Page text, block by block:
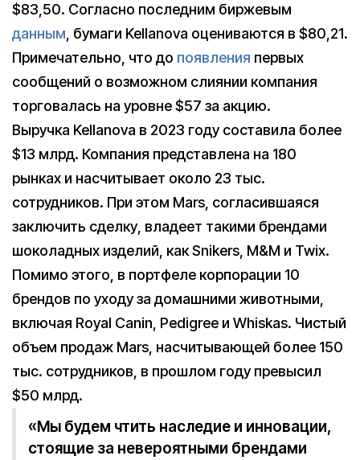
$83,50. Согласно последним биржевым
данным , бумаги Kellanova оцениваются в $80,21.
Примечательно, что до появления первых
сообщений о возможном слиянии компания
торговалась на уровне $57 за акцию.
Выручка Kellanova в 2023 году составила более
$13 млрд. Компания представлена на 180
рынках и насчитывает около 23 тыс.
сотрудников. При этом Mars, согласившаяся
заключить сделку, владеет такими брендами
шоколадных изделий, как Snikers, M&M и Twix.
Помимо этого, в портфеле корпорации 10
брендов по уходу за домашними животными,
включая Royal Canin, Pedigree и Whiskas. Чистый
объем продаж Mars, насчитывающей более 150
тыс. сотрудников, в прошлом году превысил
$50 млрд.
«Мы будем чтить наследие и инновации,
стоящие за невероятными брендами